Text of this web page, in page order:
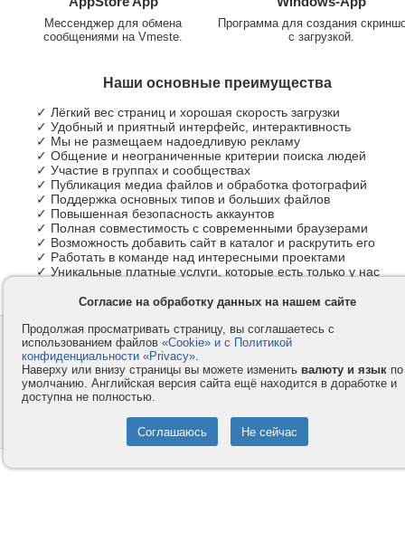
Мессенджер для обмена
сообщениями на Vmeste.
Программа для создания
с загрузкой.
Наши основные преимущества
✓ Лёгкий вес страниц и хорошая скорость загрузки
✓ Удобный и приятный интерфейс, интерактивность
✓ Мы не размещаем надоедливую рекламу
✓ Общение и неограниченные критерии поиска людей
✓ Участие в группах и сообществах
✓ Публикация медиа файлов и обработка фотографий
✓ Поддержка основных типов и больших файлов
✓ Повышенная безопасность аккаунтов
✓ Полная совместимость с современными браузерами
✓ Возможность добавить сайт в каталог и раскрутить его
✓ Работать в команде над интересными проектами
✓ Уникальные платные услуги, которые есть только у нас
Контакты
Компания
Privacy и Cookie
Услуги
Как оплатить
Помощь
© 2008-2026
- Все права защищены.
Согласие на обработку данных на нашем сайте
Продолжая просматривать страницу, вы соглашаетесь с
использованием файлов «Cookie» и с Политикой
конфиденциальности «Privacy».
Наверху или внизу страницы вы можете изменить валюту и язык по
умолчанию. Английская версия сайта ещё находится в доработке и
доступна не полностью.